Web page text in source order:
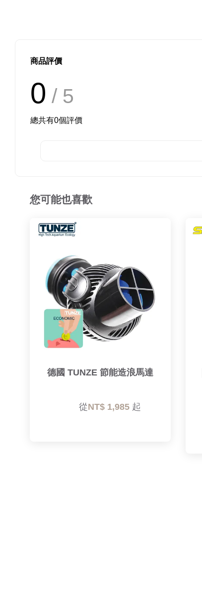
商品評價
0 / 5
總共有0個評價
您可能也喜歡
德國 TUNZE 節能造浪馬達
        從
NT$ 1,985 起